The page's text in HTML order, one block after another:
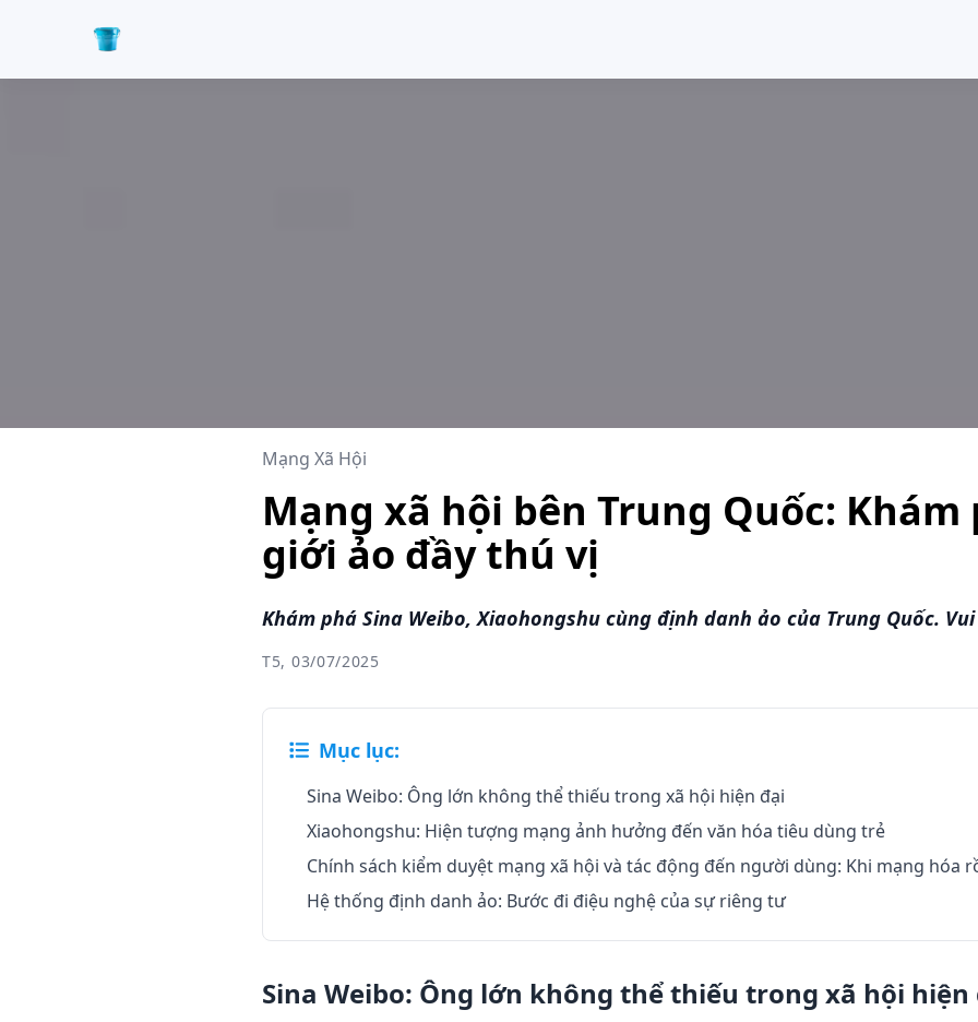
Mạng Xã Hội
Mạng xã hội bên Trung Quốc:
giới ảo đầy thú vị
Khám phá Sina Weibo, Xiaohongshu cùng định danh ảo của Trung Quốc.
T5, 03/07/2025
Mục lục:
Sina Weibo: Ông lớn không thể thiếu trong xã hội hiện đại
Xiaohongshu: Hiện tượng mạng ảnh hưởng đến văn hóa tiêu dùng trẻ
Chính sách kiểm duyệt mạng xã hội và tác động đến người dùng: Khi mạng hóa
Hệ thống định danh ảo: Bước đi điệu nghệ của sự riêng tư
Sina Weibo: Ông lớn không thể thiếu trong xã hội hiện